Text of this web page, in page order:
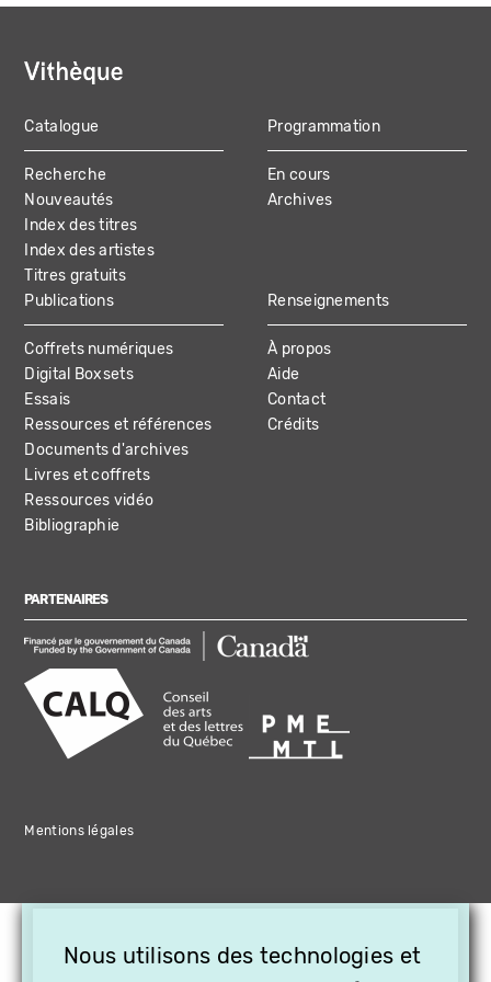
MAIN
NAVIGATION
Catalogue
Recherche
Nouveautés
Index des titres
Index des artistes
Titres gratuits
Programmation
En cours
Archives
Publications
Coffrets numériques
Digital Boxsets
Essais
Ressources et références
Documents d'archives
Livres et coffrets
Ressources vidéo
Bibliographie
Renseignements
À propos
Aide
Contact
Crédits
PARTENAIRES
Mentions légales
Nous utilisons des technologies et
OFFREZ LA VIDÉO EN